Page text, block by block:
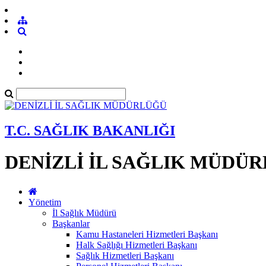
T.C. SAĞLIK BAKANLIĞI
DENİZLİ İL SAĞLIK
Yönetim
İl Sağlık Müdürü
Başkanlar
Kamu Hastaneleri Hizmetleri Başkanı
Halk Sağlığı Hizmetleri Başkanı
Sağlık Hizmetleri Başkanı